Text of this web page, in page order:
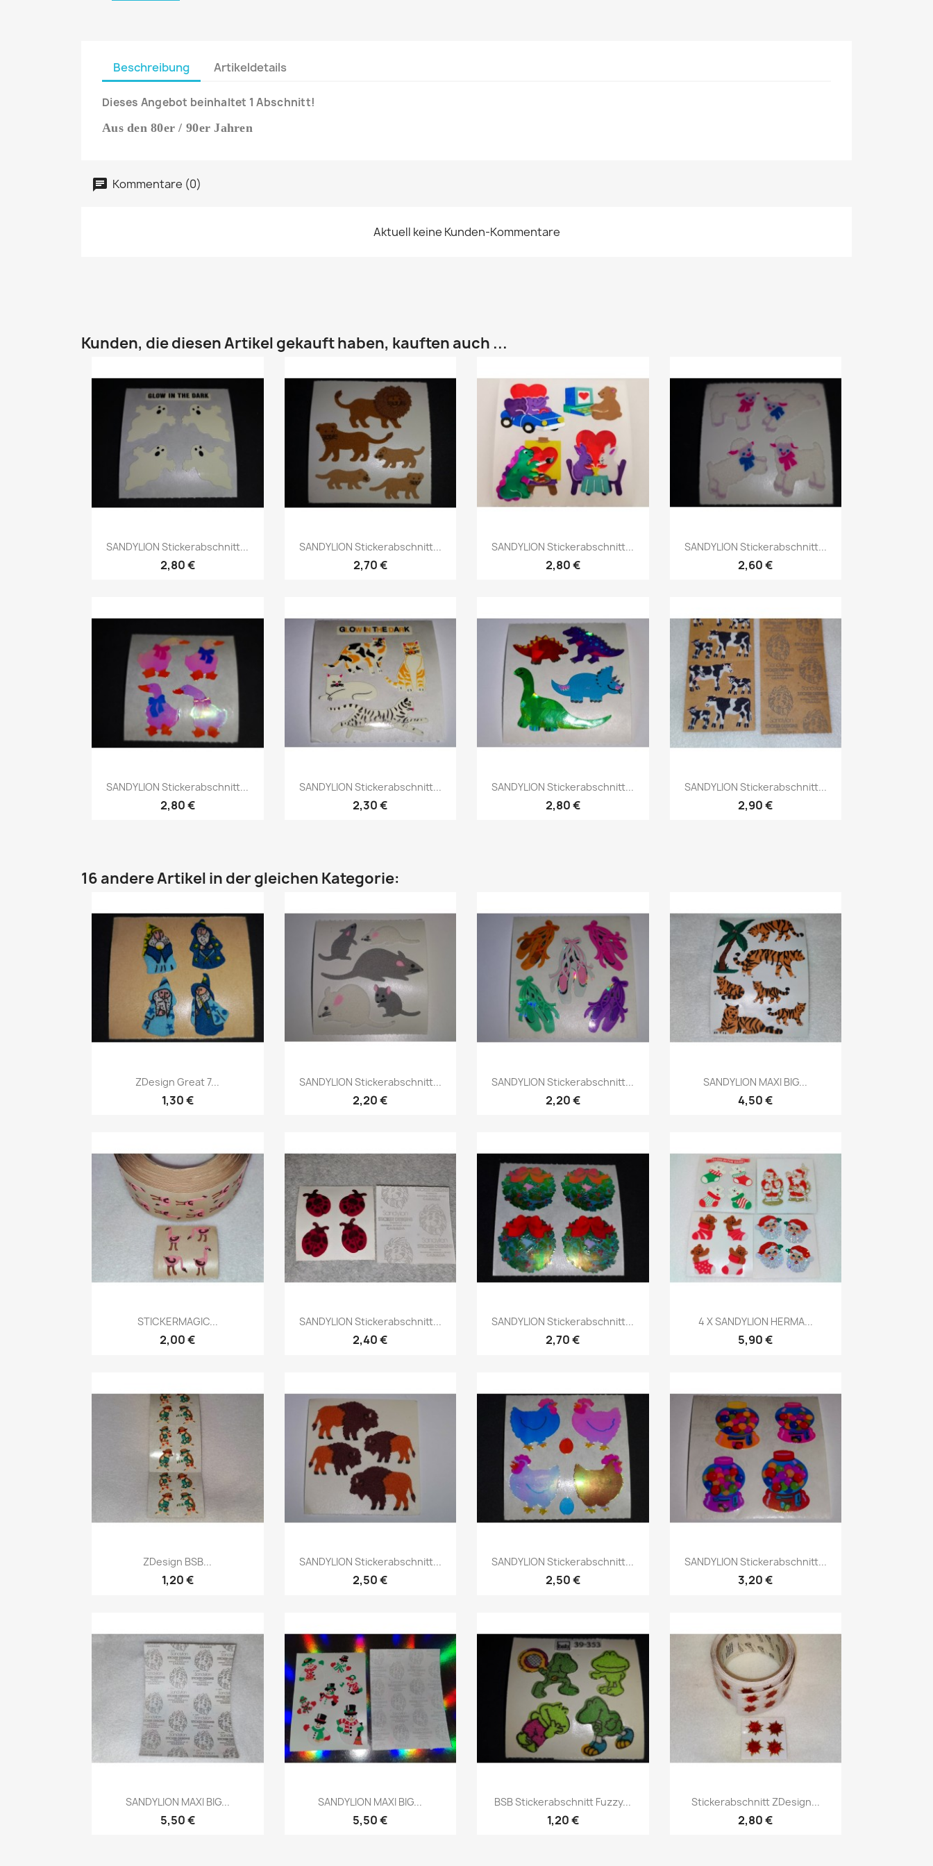
Beschreibung Artikeldetails
Dieses Angebot beinhaltet 1 Abschnitt!
Aus den 80er / 90er Jahren
Kommentare (0)
Aktuell keine Kunden-Kommentare
Kunden, die diesen Artikel gekauft haben, kauften auch ...
SANDYLION Stickerabschnitt...
2,80 €
SANDYLION Stickerabschnitt...
2,70 €
SANDYLION Stickerabschnitt...
2,80 €
SANDYLION Stickerabschnitt...
2,60 €
SANDYLION Stickerabschnitt...
2,80 €
SANDYLION Stickerabschnitt...
2,30 €
SANDYLION Stickerabschnitt...
2,80 €
SANDYLION Stickerabschnitt...
2,90 €
16 andere Artikel in der gleichen Kategorie:
ZDesign Great 7...
1,30 €
SANDYLION Stickerabschnitt...
2,20 €
SANDYLION Stickerabschnitt...
2,20 €
SANDYLION MAXI BIG...
4,50 €
STICKERMAGIC...
2,00 €
SANDYLION Stickerabschnitt...
2,40 €
SANDYLION Stickerabschnitt...
2,70 €
4 X SANDYLION HERMA...
5,90 €
ZDesign BSB...
1,20 €
SANDYLION Stickerabschnitt...
2,50 €
SANDYLION Stickerabschnitt...
2,50 €
SANDYLION Stickerabschnitt...
3,20 €
SANDYLION MAXI BIG...
5,50 €
SANDYLION MAXI BIG...
5,50 €
BSB Stickerabschnitt Fuzzy...
1,20 €
Stickerabschnitt ZDesign...
2,80 €